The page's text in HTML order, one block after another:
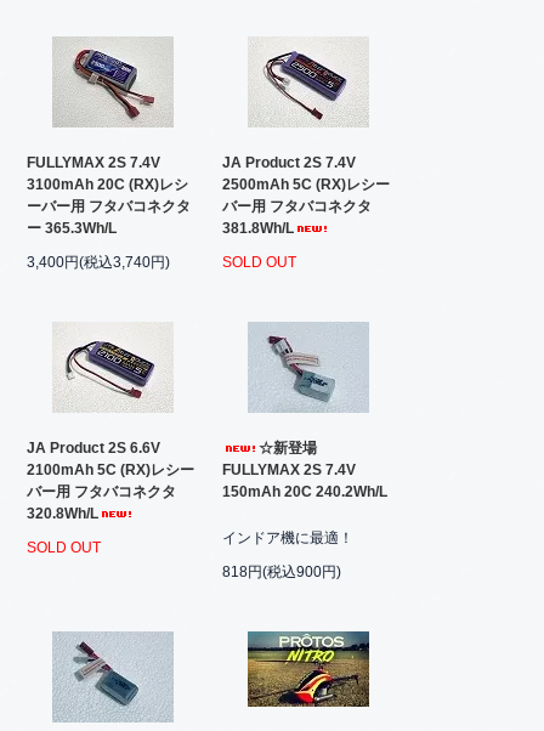
FULLYMAX 2S 7.4V
3100mAh 20C (RX)レシ
ーバー用 フタバコネクタ
ー 365.3Wh/L
3,400円(税込3,740円)
JA Product 2S 7.4V
2500mAh 5C (RX)レシー
バー用 フタバコネクタ
381.8Wh/L
SOLD OUT
JA Product 2S 6.6V
2100mAh 5C (RX)レシー
バー用 フタバコネクタ
320.8Wh/L
SOLD OUT
☆新登場
FULLYMAX 2S 7.4V
150mAh 20C 240.2Wh/L
インドア機に最適！
818円(税込900円)